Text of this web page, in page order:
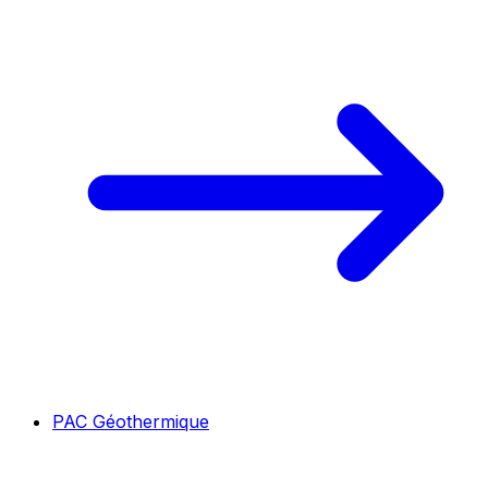
PAC Géothermique